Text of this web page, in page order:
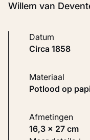
Willem van
Datum
circa 1858
Materiaal
Potlood op
Afmetingen
16,3 × 27 cm